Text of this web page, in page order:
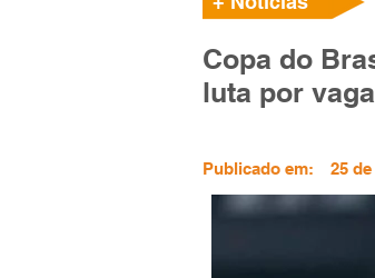
Copa do
luta por
Publicado em: 25